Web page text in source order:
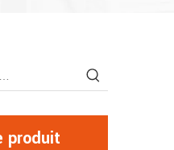
produit